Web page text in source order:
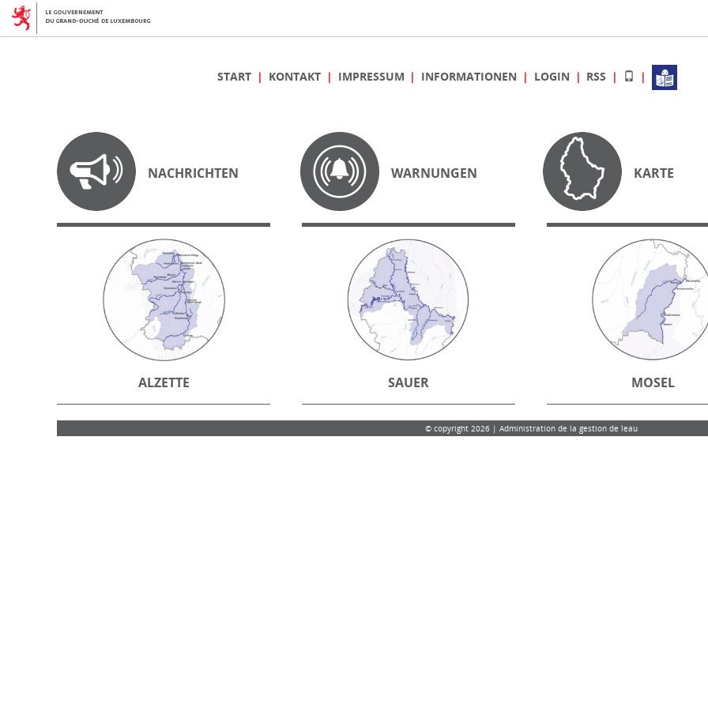
START KONTAKT IMPRESSUM INFORMATIONEN LOGIN RSS
NACHRICHTEN WARNUNGEN KARTE
ALZETTE SAUER MOSEL
© copyright 2026 | Administration de la gestion de leau